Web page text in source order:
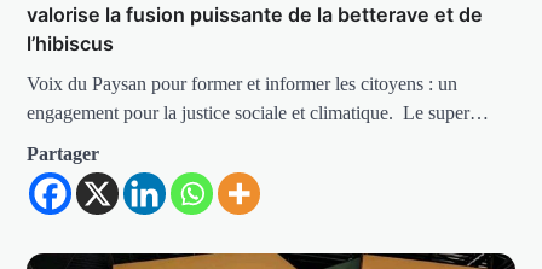
valorise la fusion puissante de la betterave et de
l’hibiscus
Voix du Paysan pour former et informer les citoyens : un
engagement pour la justice sociale et climatique. Le super…
Partager